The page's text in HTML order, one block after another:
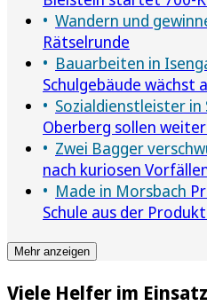
Wandern und
Rätselrunde
Bauarbeiten in
Schulgebäude wächst
Sozialdienstleister in
Oberberg sollen
Zwei Bagger
nach kuriosen
Made in Morsbach
Schule aus der
Mehr anzeigen
Viele Helfer im Einsatz